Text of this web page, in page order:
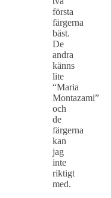
första
färgerna
bäst.
De
andra
känns
lite
“Maria
Montazami”
och
de
färgerna
kan
jag
inte
riktigt
med.